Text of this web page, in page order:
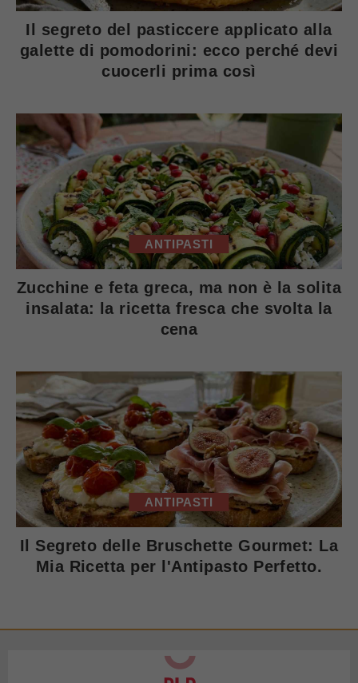
Il segreto del pasticcere applicato alla
galette di pomodorini: ecco perché devi
cuocerli prima così
ANTIPASTI
Zucchine e feta greca, ma non è la solita
insalata: la ricetta fresca che svolta la
cena
ANTIPASTI
Il Segreto delle Bruschette Gourmet: La
Mia Ricetta per l'Antipasto Perfetto.